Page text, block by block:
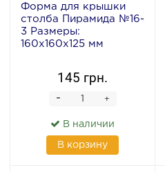
Форма для крышки
столба Пирамида №16-
3 Размеры:
160x160x125 мм
145 грн.
+
-
В наличии
В корзину